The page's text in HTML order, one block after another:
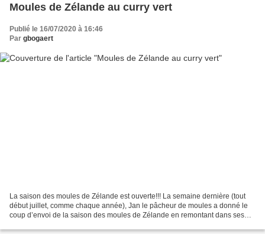
Moules de Zélande au curry vert
Publié le 16/07/2020 à 16:46
Par gbogaert
La saison des moules de Zélande est ouverte!!! La semaine dernière (tout
début juillet, comme chaque année), Jan le pâcheur de moules a donné le
coup d’envoi de la saison des moules de Zélande en remontant dans ses